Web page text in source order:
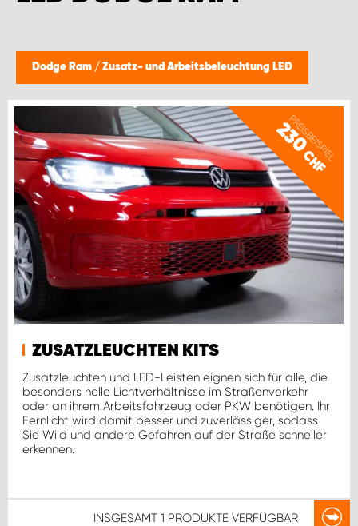
Dodge Ram / Zusatz- und Arbeitsbeleuchtung LED
PREISBEISPIEL
230
CHF
ZUSATZLEUCHTEN KITS
Zusatzleuchten und LED-Leisten eignen sich für alle, die
besonders helle Lichtverhältnisse im Straßenverkehr
oder an ihrem Arbeitsfahrzeug oder PKW benötigen. Ihr
Fernlicht wird damit besser und zuverlässiger, sodass
Sie Wild und andere Gefahren auf der Straße schneller
erkennen.
INSGESAMT 1 PRODUKTE VERFÜGBAR